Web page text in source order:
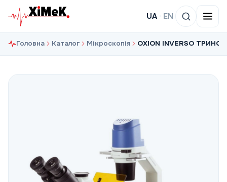
UA · EN
Головна Каталог Мікроскопія OXION INVERSO